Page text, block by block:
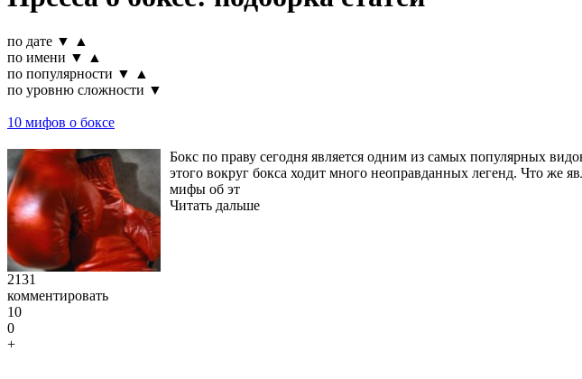
по дате ▼
▲
по имени ▼
▲
по популярности ▼
▲
по уровню сложности ▼
10 мифов о боксе
Бокс по праву сегодня является одним из самых популярных
этого вокруг бокса ходит много неоправданных легенд. Что же
мифы об эт
Читать дальше
2131
комментировать
10
0
+